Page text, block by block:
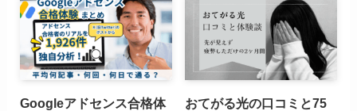
Googleアドセンス合格体
おてがる光の口コミと75